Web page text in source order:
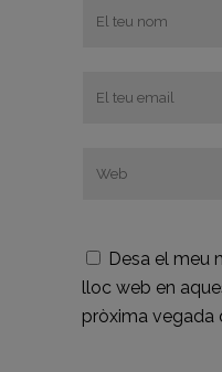
Desa el meu
lloc web en
pròxima vegada